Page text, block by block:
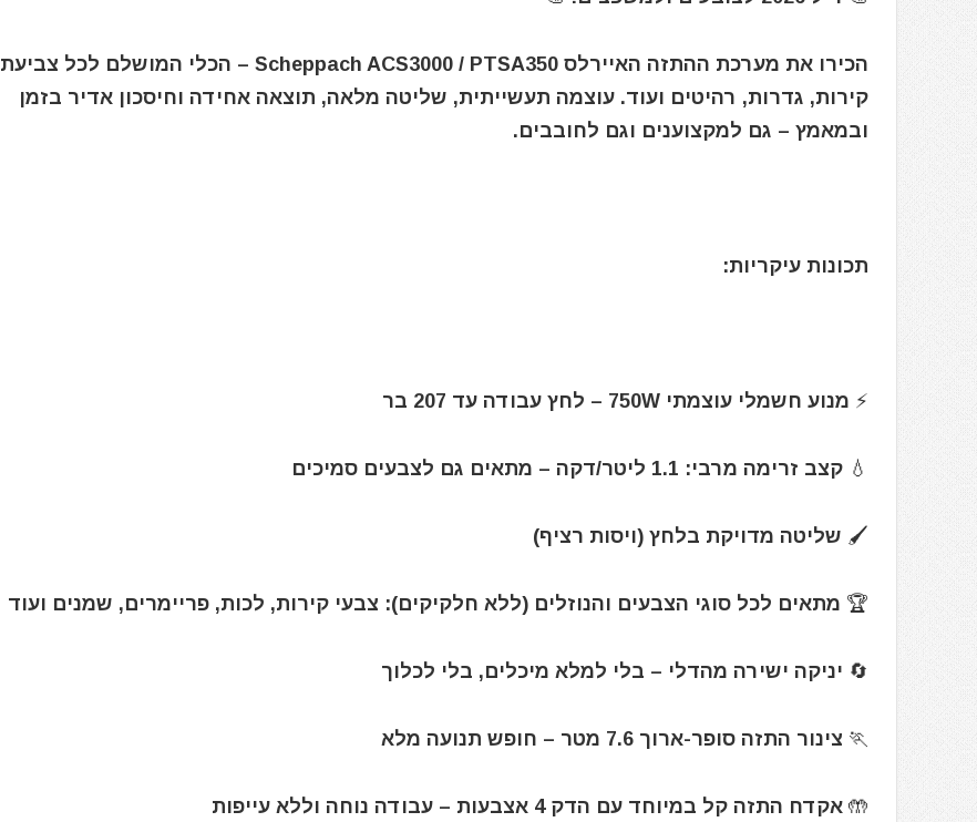
הכירו את מערכת ההתזה האיירלס Scheppach ACS3000 / PTSA350 – הכלי המושלם לכל צביעת
קירות, גדרות, רהיטים ועוד. עוצמה תעשייתית, שליטה מלאה, תוצאה אחידה וחיסכון אדיר בזמן
ובמאמץ – גם למקצוענים וגם לחובבים.
תכונות עיקריות:
⚡ מנוע חשמלי עוצמתי 750W – לחץ עבודה עד 207 בר
💧 קצב זרימה מרבי: 1.1 ליטר/דקה – מתאים גם לצבעים סמיכים
🖌️ שליטה מדויקת בלחץ (ויסות רציף)
🏆 מתאים לכל סוגי הצבעים והנוזלים (ללא חלקיקים): צבעי קירות, לכות, פריימרים, שמנים ועוד
🔄 יניקה ישירה מהדלי – בלי למלא מיכלים, בלי לכלוך
🏃 צינור התזה סופר-ארוך 7.6 מטר – חופש תנועה מלא
🤲 אקדח התזה קל במיוחד עם הדק 4 אצבעות – עבודה נוחה וללא עייפות